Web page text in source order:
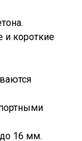
и короткие
16 мм.